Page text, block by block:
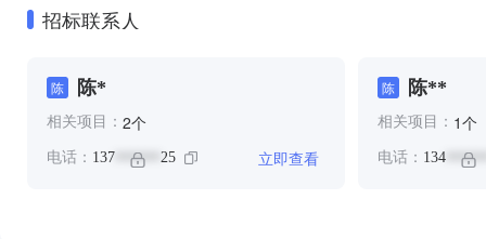
招标联系人
陈 陈*
相关项目： 2个
电话： 137 ****** 25 立即查看
陈 陈**
相关项目： 1个
电话： 134